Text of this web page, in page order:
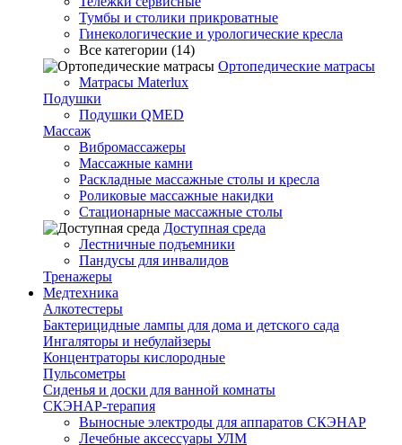
Тумбы и столики прикроватные
Гинекологические и урологические кресла
Все категории (14)
Ортопедические матрасы
Матрасы Materlux
Подушки
Подушки QMED
Массаж
Вибромассажеры
Массажные камни
Раскладные массажные столы и кресла
Роликовые массажные накидки
Стационарные массажные столы
Доступная среда
Лестничные подъемники
Пандусы для инвалидов
Тренажеры
Mедтехника
Алкотестеры
Бактерицидные лампы для дома и детского сада
Ингаляторы и небулайзеры
Концентраторы кислородные
Пульсометры
Сиденья и доски для ванной комнаты
СКЭНАР-терапия
Выносные электроды для аппаратов СКЭНАР
Лечебные аксессуары УЛМ